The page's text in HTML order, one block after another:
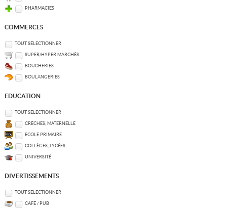
PHARMACIES
COMMERCES
TOUT SÉLECTIONNER
SUPER/HYPER MARCHÉS
BOUCHERIES
BOULANGERIES
EDUCATION
TOUT SÉLECTIONNER
CRÈCHES, MATERNELLE
ECOLE PRIMAIRE
COLLÈGES, LYCÉES
UNIVERSITÉ
DIVERTISSEMENTS
TOUT SÉLECTIONNER
CAFÉ / PUB